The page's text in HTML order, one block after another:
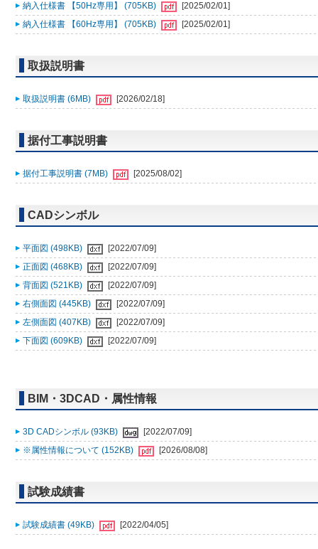
納入仕様書 【50Hz専用】 (705KB)
[2025/02/01]
納入仕様書 【60Hz専用】 (705KB)
[2025/02/01]
取扱説明書
取扱説明書 (6MB) [2026/02/18]
据付工事説明書
据付工事説明書 (7MB) [2025/08/02]
CADシンボル
平面図 (498KB)
[2022/07/09]
正面図 (468KB)
[2022/07/09]
背面図 (521KB)
[2022/07/09]
右側面図 (445KB)
[2022/07/09]
左側面図 (407KB)
[2022/07/09]
下面図 (609KB)
[2022/07/09]
BIM・3DCAD・属性情報
3D CADシンボル (93KB)
[2022/07/09]
※属性情報について (152KB)
[2026/08/08]
試験成績書
試験成績書 (49KB) [2022/04/05]